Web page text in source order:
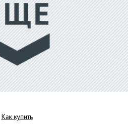
Как купить